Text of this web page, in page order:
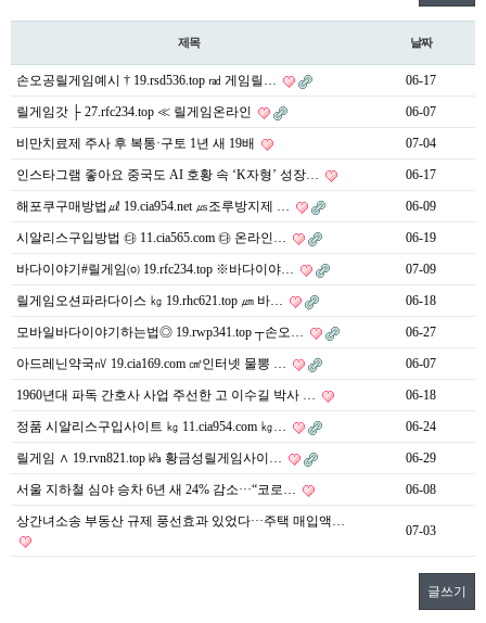
제목 날짜
손오공릴게임예시 † 19.rsd536.top ㎭ 게임릴… 06-17
릴게임갓 ├ 27.rfc234.top ≪ 릴게임온라인 06-07
비만치료제 주사 후 복통·구토 1년 새 19배 07-04
인스타그램 좋아요 중국도 AI 호황 속 ‘K자형’ 성장… 06-17
해포쿠구매방법㎕ 19.cia954.net ㎲조루방지제 … 06-09
시알리스구입방법 ㉰ 11.cia565.com ㉰ 온라인… 06-19
바다이야기#릴게임㈇ 19.rfc234.top ※바다이야… 07-09
릴게임오션파라다이스 ㎏ 19.rhc621.top ㎛ 바… 06-18
모바일바다이야기하는법◎ 19.rwp341.top ┬손오… 06-27
아드레닌약국㎵ 19.cia169.com ㎤인터넷 물뽕 … 06-07
1960년대 파독 간호사 사업 주선한 고 이수길 박사 … 06-18
정품 시알리스구입사이트 ㎏ 11.cia954.com ㎏… 06-24
릴게임 ∧ 19.rvn821.top ㎪ 황금성릴게임사이… 06-29
서울 지하철 심야 승차 6년 새 24% 감소···“코로… 06-08
상간녀소송 부동산 규제 풍선효과 있었다···주택 매입액…
07-03
글쓰기